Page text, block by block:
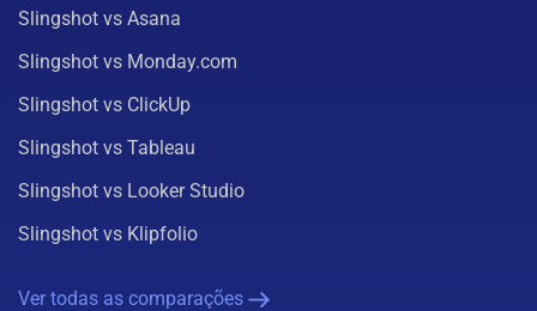
Slingshot vs Asana
Slingshot vs Monday.com
Slingshot vs ClickUp
Slingshot vs Tableau
Slingshot vs Looker Studio
Slingshot vs Klipfolio
Ver todas as comparações